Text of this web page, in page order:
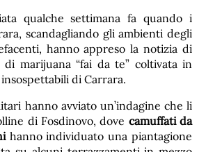
qualche settimana fa quando i
scandagliando gli ambienti degli
hanno appreso la notizia di
marijuana “fai da te” coltivata in
di Carrara.
hanno avviato un’indagine che li
di Fosdinovo, dove camuffati da
hanno individuato una piantagione